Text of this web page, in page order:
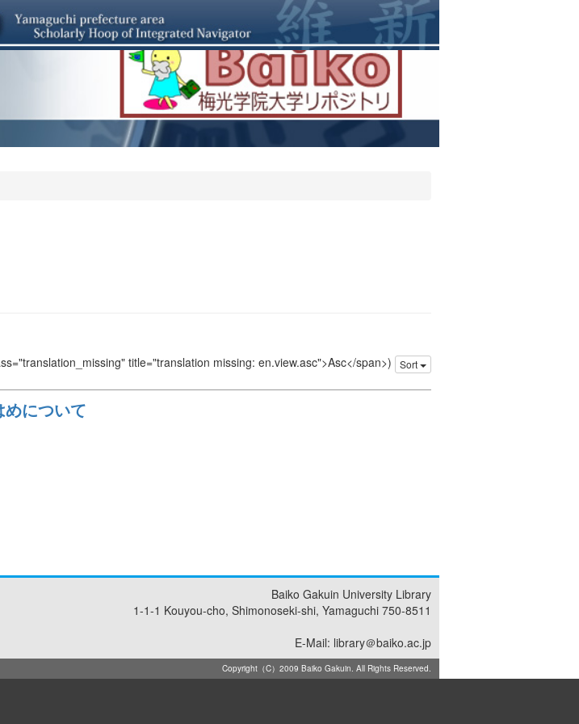
title="translation missing: en.view.asc">Asc</span>) Sort
について
Baiko Gakuin University Library
1-1-1 Kouyou-cho, Shimonoseki-shi, Yamaguchi 750-8511
E-Mail: library＠baiko.ac.jp
Copyright（C）2009 Baiko Gakuin. All Rights Reserved.